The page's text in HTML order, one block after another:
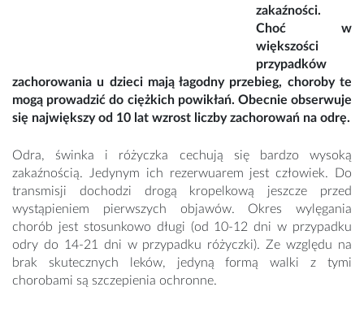
zakaźności.
Choć w
większości
przypadków
zachorowania u dzieci mają łagodny przebieg, choroby te
mogą prowadzić do ciężkich powikłań. Obecnie obserwuje
się największy od 10 lat wzrost liczby zachorowań na odrę.
Odra, świnka i różyczka cechują się bardzo wysoką
zakaźnością. Jedynym ich rezerwuarem jest człowiek. Do
transmisji dochodzi drogą kropelkową jeszcze przed
wystąpieniem pierwszych objawów. Okres wylęgania
chorób jest stosunkowo długi (od 10-12 dni w przypadku
odry do 14-21 dni w przypadku różyczki). Ze względu na
brak skutecznych leków, jedyną formą walki z tymi
chorobami są szczepienia ochronne.